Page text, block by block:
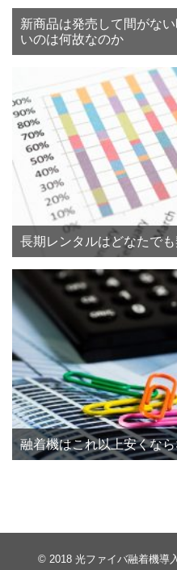
新商品は発売して間がな
いのは何故なのか
長期レンタルはどなたで
融着機はこれ以上安くな
© 2018 光ファイバ融着機導